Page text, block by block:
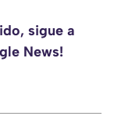
sigue a
News!